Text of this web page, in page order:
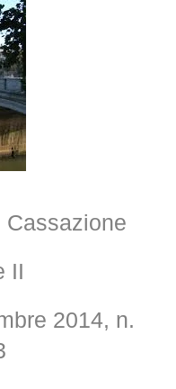
Cassazione
II
2014, n.